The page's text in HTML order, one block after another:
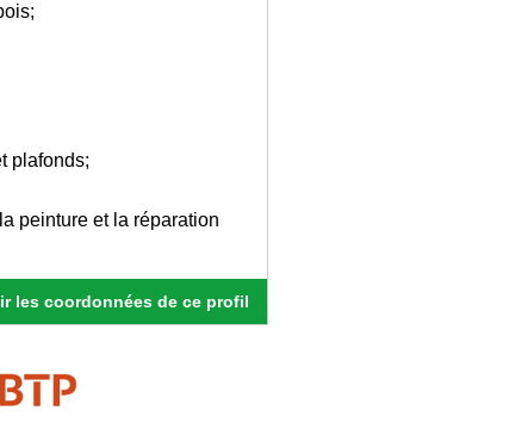
plafonds;
peinture et la réparation
les coordonnées de ce profil